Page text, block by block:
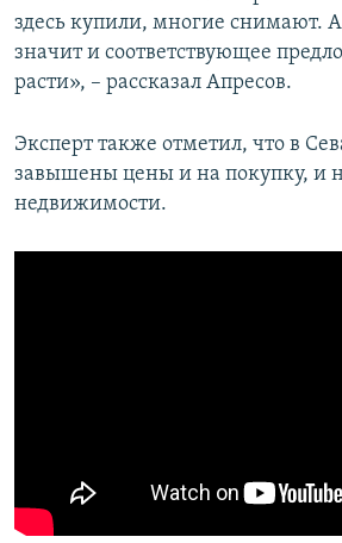
здесь купили, многие снимают. А
значит и соответствующее
расти», – рассказал Апресов.
Эксперт также отметил, что в
завышены цены и на покупку, и
недвижимости.